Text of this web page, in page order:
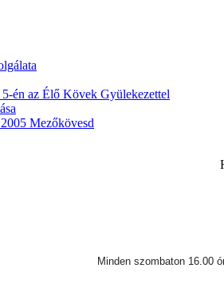
én az Élő Kövek Gyülekezettel
Mezőkövesd
Minden szombaton 16.00